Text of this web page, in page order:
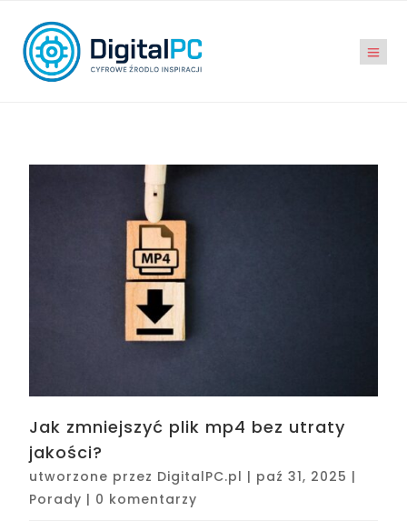
Jak zmniejszyć plik mp4 bez utraty
jakości?
utworzone przez DigitalPC.pl | paź 31, 2025 |
Porady | 0 komentarzy